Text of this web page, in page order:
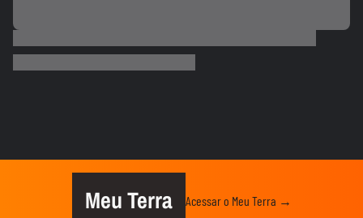
destacam importância da COP na...
Meu Terra Acessar o Meu Terra →